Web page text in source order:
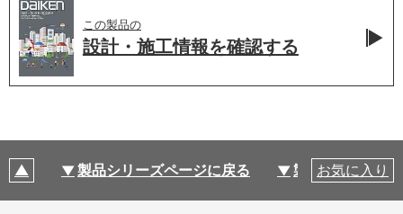
この製品の
設計・施工情報を確認する
製品シリーズページに戻る 製品仕様
お気に入り